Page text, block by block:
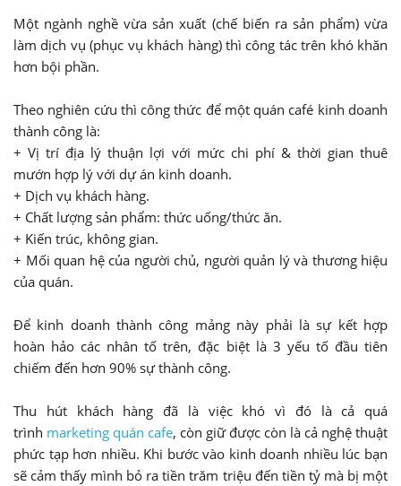
Một ngành nghề vừa sản xuất (chế biến ra sản phẩm) vừa
làm dịch vụ (phục vụ khách hàng) thì công tác trên khó khăn
hơn bội phần.
Theo nghiên cứu thì công thức để một quán café kinh doanh
thành công là:
+ Vị trí địa lý thuận lợi với mức chi phí & thời gian thuê
mướn hợp lý với dự án kinh doanh.
+ Dịch vụ khách hàng.
+ Chất lượng sản phẩm: thức uống/thức ăn.
+ Kiến trúc, không gian.
+ Mối quan hệ của người chủ, người quản lý và thương hiệu
của quán.
Để kinh doanh thành công mảng này phải là sự kết hợp
hoàn hảo các nhân tố trên, đặc biệt là 3 yếu tố đầu tiên
chiếm đến hơn 90% sự thành công.
Thu hút khách hàng đã là việc khó vì đó là cả quá
trình marketing quán cafe, còn giữ được còn là cả nghệ thuật
phức tạp hơn nhiều. Khi bước vào kinh doanh nhiều lúc bạn
sẽ cảm thấy mình bỏ ra tiền trăm triệu đến tiền tỷ mà bị một